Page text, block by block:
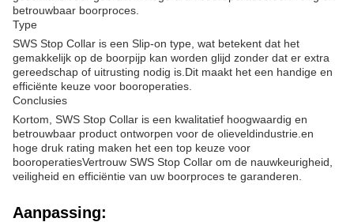
betrouwbaar boorproces.
Type
SWS Stop Collar is een Slip-on type, wat betekent dat het
gemakkelijk op de boorpijp kan worden glijd zonder dat er extra
gereedschap of uitrusting nodig is.Dit maakt het een handige en
efficiënte keuze voor booroperaties.
Conclusies
Kortom, SWS Stop Collar is een kwalitatief hoogwaardig en
betrouwbaar product ontworpen voor de olieveldindustrie.en
hoge druk rating maken het een top keuze voor
booroperatiesVertrouw SWS Stop Collar om de nauwkeurigheid,
veiligheid en efficiëntie van uw boorproces te garanderen.
Aanpassing: